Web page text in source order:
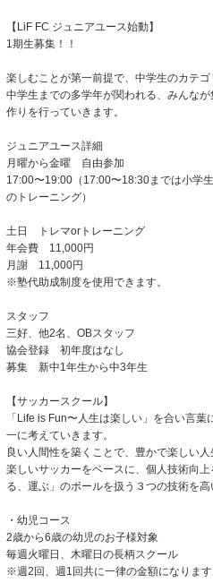
【LiF FC ジュニアユース始動】
1期生募集！！
楽しむことが第一前提で、中学生のカテ
中学生までの多学年が関われる、みんな
作りを行っていきます。
ジュニアユース詳細
月曜から金曜 自由参加
17:00〜19:00（17:00〜18:30までは小学
のトレーニング）
土日 トレマorトレーニング
年会費 11,000円
月謝 11,000円
※塾代助成制度を使用できます。
スタッフ
三好、他2名、OBスタッフ
協会登録 初年度はなし
募集 新中1年生から中3年生
【サッカースクール】
「Life is Fun〜人生は楽しい」を合い言
一に考えていきます。
良い人間性を築くことで、豊かで楽しい人
楽しいサッカーをベースに、個人技術向
る、運ぶ」のボールを扱う３つの技術を高
・幼児コース
2歳から6歳の幼児のお子様対象
毎週火曜日、木曜日の長柄スクール
※週2回、週1回共に一律の金額になります